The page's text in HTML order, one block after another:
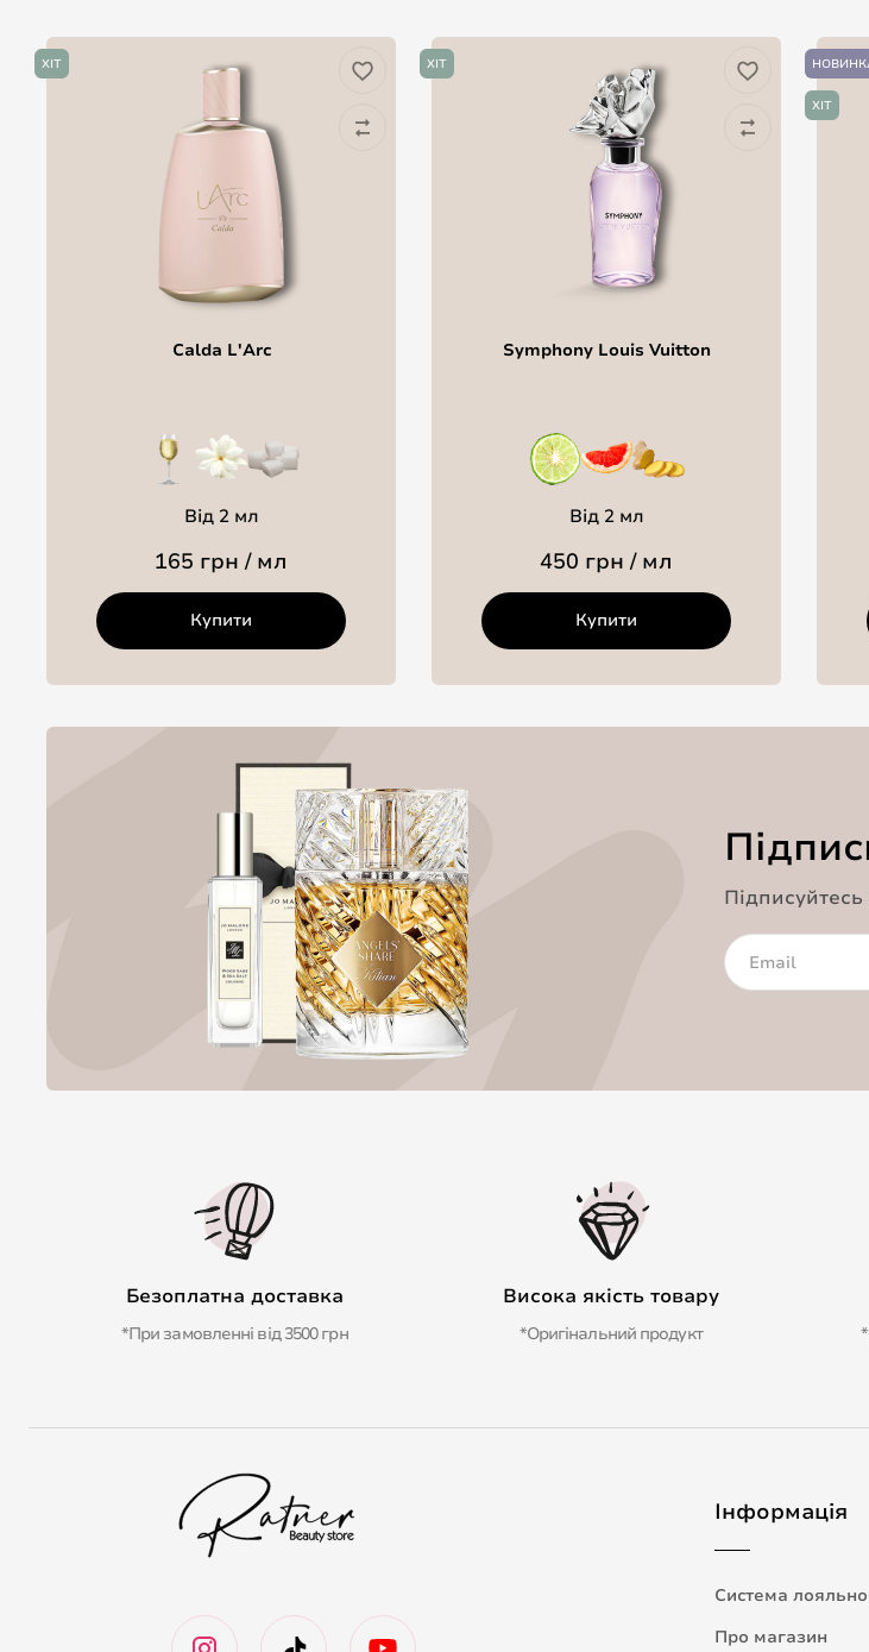
ХІТ
Calda L'Arc
Від 2 мл
165 грн / мл
Купити
ХІТ
Symphony Louis Vuitton
Від 2 мл
450 грн / мл
Купити
ХІТ
Безоплатна доставка
*При замовленні від 3500 грн
Висока якість товару
*Оригінальний продукт
Інформація
Система
Про магазин